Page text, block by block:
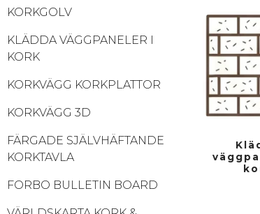
KORKGOLV
KLÄDDA VÄGGPANELER I
KORK
KORKVÄGG KORKPLATTOR
KORKVÄGG 3D
FÄRGADE SJÄLVHÄFTANDE
KORKTAVLA
FORBO BULLETIN BOARD